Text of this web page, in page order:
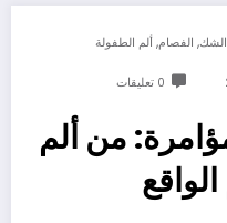
الشك, الفصام, ألم الطفولة
0 تعليقات
من ألم